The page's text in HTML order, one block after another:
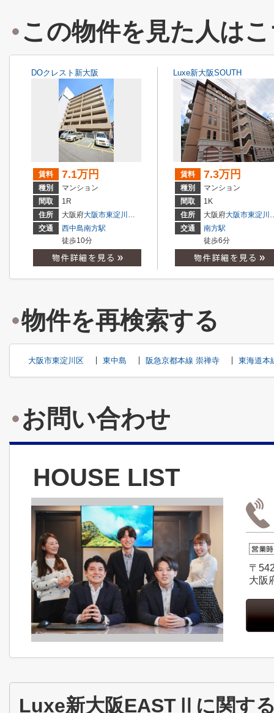
この物件を見た人は
DOクレスト新大阪
賃料 7.1万円
種別
マンション
間取
1R
住所
大阪府大阪市東淀川区
１丁目
交通
西中島南方駅
徒歩10分
Luxe新大阪SOUTH
賃料 7.3万円
種別
マンション
間取
1K
住所
大阪府大阪市東淀川区
交通
南方駅
徒歩6分
物件を再検索する
大阪市東淀川区 東中島 阪急京都本線 崇禅寺 東海道本
お問い合わせ
HOUSE LIST
〒
大阪
Luxe新大阪EASTⅡに関す